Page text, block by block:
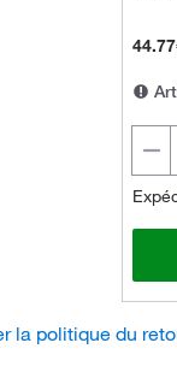
la politique du